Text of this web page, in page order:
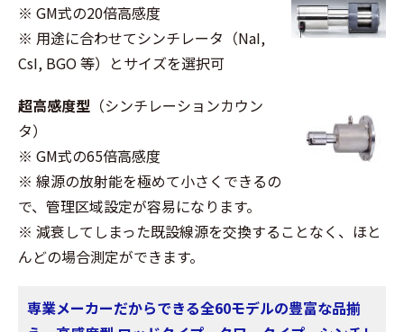
※ GM式の20倍高感度
※ 用途に合わせてシンチレータ（NaI,
CsI, BGO 等）とサイズを選択可
超高感度型 （シンチレーションカウン
タ）
※ GM式の65倍高感度
※ 線源の放射能を極めて小さくできるの
で、管理区域設定が容易になります。
※ 減衰してしまった既設線源を交換することなく、ほと
んどの場合測定ができます。
専業メーカーだからできる全60モデルの豊富な品揃